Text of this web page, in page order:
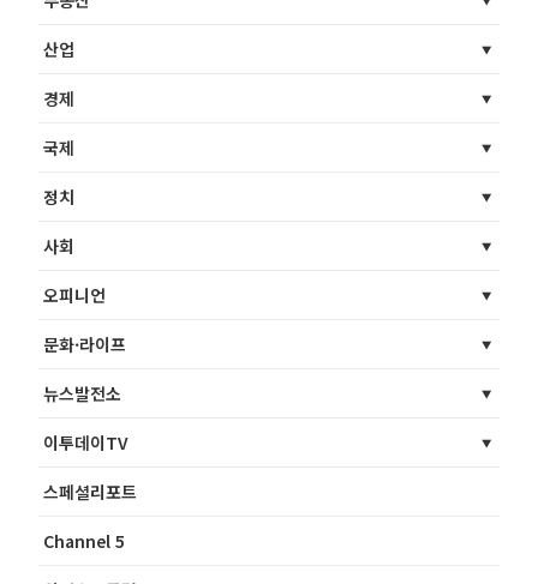
산업
경제
국제
정치
사회
오피니언
문화·라이프
뉴스발전소
이투데이TV
스페셜리포트
Channel 5